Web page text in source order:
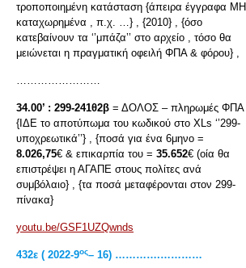
τροποποιημένη κατάσταση {άπειρα έγγραφα ΜΗ
καταχωρημένα , π.χ. …} , {2010} , {όσο
κατεβαίνουν τα ‘’μπάζα’’ στο αρχείο , τόσο θα
μειώνεται η πραγματική οφειλή ΦΠΑ & φόρου} ,
……………………
34.00’ : 299-241θ2β = ΔΟΛΟΣ – πληρωμές ΦΠΑ
{ΙΔΕ το αποτύπωμα του κωδικού στο XLs ‘’299-
υποχρεωτικά’’} , {ποσά για ένα 6μηνο =
8.026,75€ & επικαρπία του = 35.652€ (οία θα
επιστρέψει η ΑΓΑΠΕ στους πολίτες ανά
συμβόλαιο} , {τα ποσά μεταφέρονται στον 299-
πίνακα}
youtu.be/GSF1UZQwnds
432ε ( 2022-9ος– 16) ………….…………